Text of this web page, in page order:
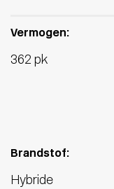
Vermogen:
362 pk
Brandstof:
Hybride